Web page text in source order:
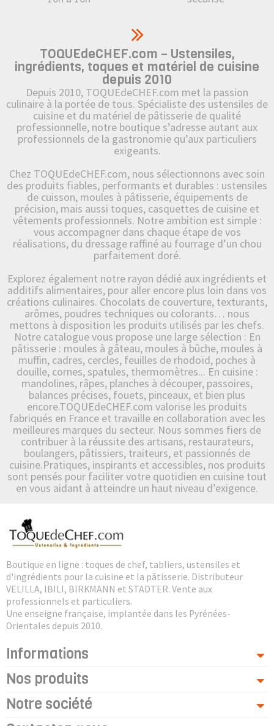
TOQUEdeCHEF.com – Ustensiles,
ingrédients, toques et matériel de cuisine
depuis 2010
Depuis 2010, TOQUEdeCHEF.com met la passion
culinaire à la portée de tous. Spécialiste des ustensiles de
cuisine et du matériel de pâtisserie de qualité
professionnelle, notre boutique s’adresse autant aux
professionnels de la gastronomie qu’aux particuliers
exigeants.
Chez TOQUEdeCHEF.com, nous sélectionnons avec soin
des produits fiables, performants et durables : ustensiles
de cuisson, moules à pâtisserie, équipements de
précision, mais aussi toques, casquettes de cuisine et
vêtements professionnels. Notre ambition est simple :
vous accompagner dans chaque étape de vos
réalisations, du dressage raffiné au fourrage d’un chou
parfaitement doré.
Explorez également notre rayon dédié aux ingrédients et
additifs alimentaires, pour aller encore plus loin dans vos
créations culinaires. Chocolats de couverture, texturants,
arômes, poudres techniques ou colorants… nous
mettons à disposition les produits utilisés par les chefs.
Notre catalogue vous propose une large sélection : En
pâtisserie : moules à gâteau, moules à bûche, moules à
muffin, cadres, cercles, feuilles de rhodoïd, poches à
douille, cornes, spatules, thermomètres... En cuisine :
mandolines, râpes, planches à découper, passoires,
balances précises, fouets, pinceaux, et bien plus
encore.TOQUEdeCHEF.com valorise les produits
fabriqués en France et travaille en collaboration avec les
meilleures marques du secteur. Nous sommes fiers de
contribuer à la réussite des artisans, restaurateurs,
boulangers, pâtissiers, traiteurs, et passionnés de
cuisine.Pratiques, inspirants et accessibles, nos produits
sont pensés pour faciliter votre quotidien en cuisine tout
en vous aidant à atteindre un haut niveau d’exigence.
Boutique en ligne : toques de chef, tabliers, ustensiles et
d'ingrédients pour la cuisine et la pâtisserie. Distributeur
VELILLA, IBILI, BIRKMANN et STADTER. Vente aux
professionnels et particuliers.
Une enseigne française, implantée dans les Pyrénées-
Orientales depuis 2010.
Informations
Nos produits
Notre société